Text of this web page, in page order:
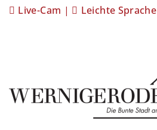
Live-Cam | Leichte Sprache